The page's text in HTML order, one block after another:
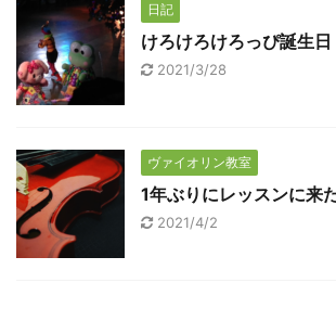
日記
けろけろけろっぴ誕生日
2021/3/28
ヴァイオリン教室
1年ぶりにレッスンに来
2021/4/2